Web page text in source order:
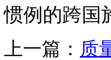
惯例的跨国
上一篇： 质